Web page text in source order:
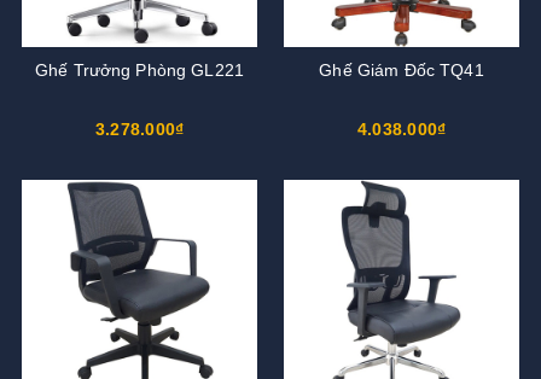
Ghế Trưởng Phòng GL221
3.278.000₫
Ghế Giám Đốc TQ41
4.038.000₫